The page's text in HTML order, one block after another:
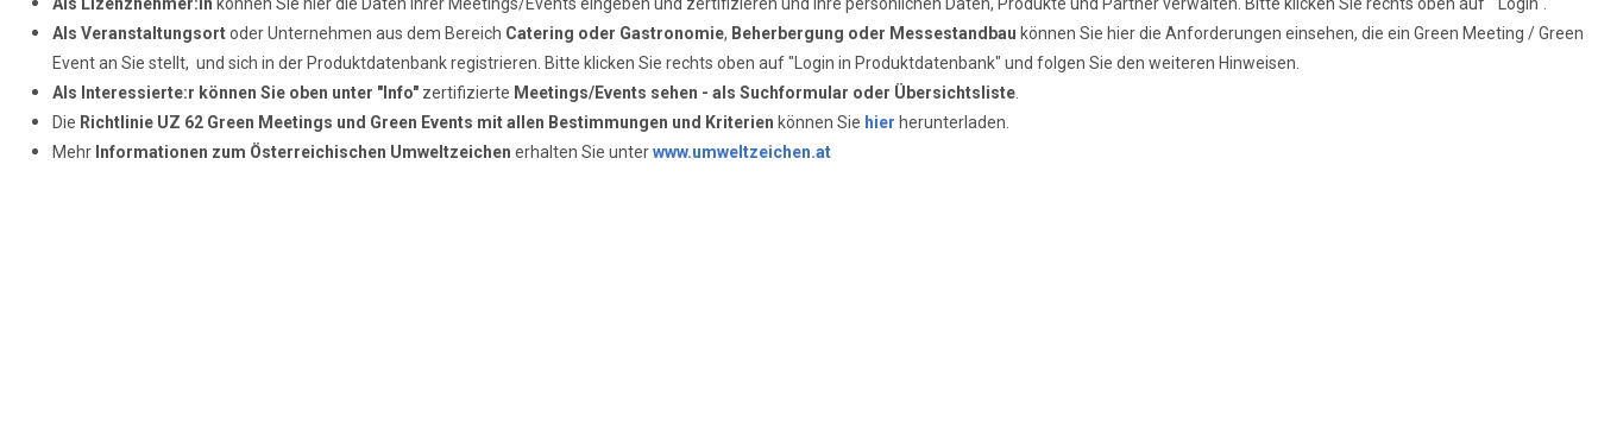
Als Veranstaltungsortoder Unternehmen aus dem Bereich Catering oder Gastronomie, Beherbergung oder Messestandbau können Sie hier die Anforderungen einsehen, die ein Green Meeting / Green
Event an Sie stellt, und sich in der Produktdatenbank registrieren. Bitte klicken Sie rechts oben auf "Login in Produktdatenbank" und folgen Sie den weiteren Hinweisen.
Als Interessierte:r können Sie oben unter "Info" zertifizierte Meetings/Events sehen - als Suchformular oder Übersichtsliste
Die Richtlinie UZ 62 Green Meetings und Green Events mit allen Bestimmungen und Kriterien können Sie hier herunterladen.
Mehr Informationen zum Österreichischen Umweltzeichen erhalten Sie unterwww.umweltzeichen.at